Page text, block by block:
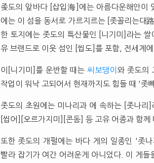
좆도의 앞바다 [삽입海]에는 아름다운해안이
에는 이 섬을 동서로 가르지르는 [좃꼴리는대
한 토지에는 좃도의 특산물인 [니기미]라는
유 브랜드로 이웃 섬인 [씹도]를 포함, 전세계
이[니기미]를 운반할 때는 씨보댕이 와 좃도의
작업이 워낙 고되어서 현재까지도 힘들 때 '좃
좃도의 초원에는 미나리과 에 속하는 [좃나
[씹어][오르가지미][콘돔] 등 고유 어종과 함
또한 좃도의 개펄에는 바다 게의 일종인 '좃
빨라 잡기가 여간 어려운게 아니었다. 이 게